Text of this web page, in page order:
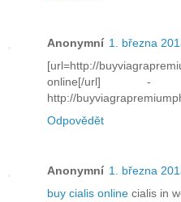
Anonymní 1. března
[url=http://
online[/url]
http://
Odpovědět
Anonymní 1. března
buy cialis online cialis in